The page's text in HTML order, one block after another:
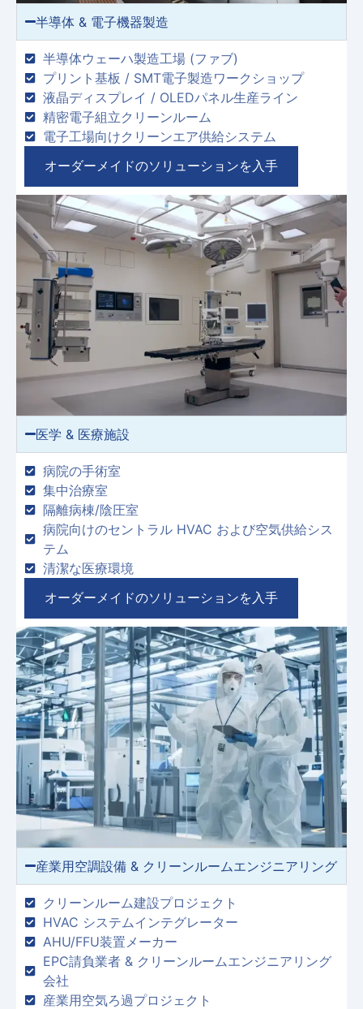
半導体 & 電子機器製造
半導体ウェーハ製造工場 (ファブ)
プリント基板 / SMT電子製造ワークショップ
液晶ディスプレイ / OLEDパネル生産ライン
精密電子組立クリーンルーム
電子工場向けクリーンエア供給システム
オーダーメイドのソリューションを入手
医学 & 医療施設
病院の手術室
集中治療室
隔離病棟/陰圧室
病院向けのセントラル HVAC および空気供給シス
テム
清潔な医療環境
オーダーメイドのソリューションを入手
産業用空調設備 & クリーンルームエンジニアリング
クリーンルーム建設プロジェクト
HVAC システムインテグレーター
AHU/FFU装置メーカー
EPC請負業者 & クリーンルームエンジニアリング
会社
産業用空気ろ過プロジェクト